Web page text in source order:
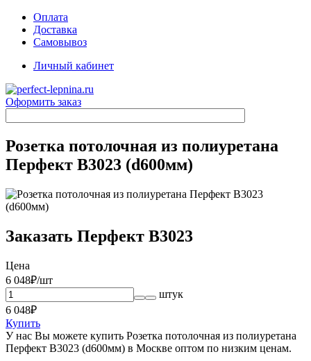
Оплата
Доставка
Самовывоз
Личный кабинет
Оформить заказ
Розетка потолочная из полиуретана
Перфект B3023 (d600мм)
Заказать Перфект B3023
Цена
6 048₽/шт
штук
6 048₽
Купить
У нас Вы можете купить Розетка потолочная из полиуретана
Перфект B3023 (d600мм) в Москве оптом по низким ценам.